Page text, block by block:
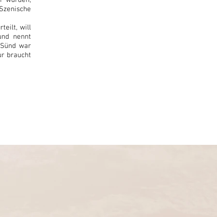
will
nennt
war
braucht